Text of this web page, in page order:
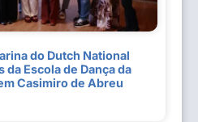
do Dutch National
da Escola de Dança da
Casimiro de Abreu